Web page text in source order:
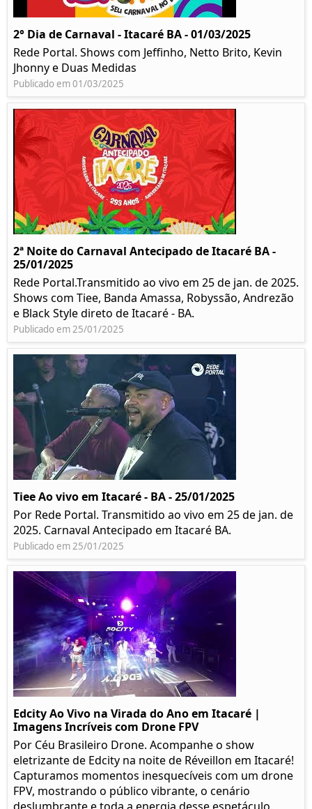
2° Dia de Carnaval - Itacaré BA - 01/03/2025
Rede Portal. Shows com Jeffinho, Netto Brito, Kevin
Jhonny e Duas Medidas
Publicado em 01/03/2025
2ª Noite do Carnaval Antecipado de Itacaré BA -
25/01/2025
Rede Portal.Transmitido ao vivo em 25 de jan. de 2025.
Shows com Tiee, Banda Amassa, Robyssão, Andrezão
e Black Style direto de Itacaré - BA.
Publicado em 25/01/2025
Tiee Ao vivo em Itacaré - BA - 25/01/2025
Por Rede Portal. Transmitido ao vivo em 25 de jan. de
2025. Carnaval Antecipado em Itacaré BA.
Publicado em 25/01/2025
Edcity Ao Vivo na Virada do Ano em Itacaré |
Imagens Incríveis com Drone FPV
Por Céu Brasileiro Drone. Acompanhe o show
eletrizante de Edcity na noite de Réveillon em Itacaré!
Capturamos momentos inesquecíveis com um drone
FPV, mostrando o público vibrante, o cenário